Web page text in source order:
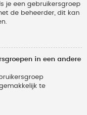
je een gebruikersgroep
de beheerder, dit kan
in een andere
te